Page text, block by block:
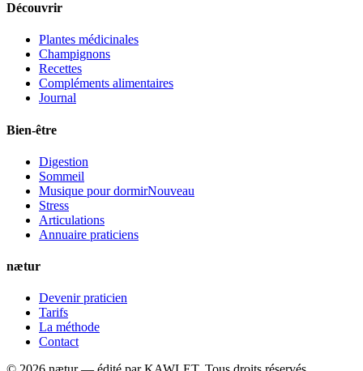
Découvrir
Plantes médicinales
Champignons
Recettes
Compléments alimentaires
Journal
Bien-être
Digestion
Sommeil
Musique pour dormirNouveau
Stress
Articulations
Annuaire praticiens
nætur
Devenir praticien
Tarifs
La méthode
Contact